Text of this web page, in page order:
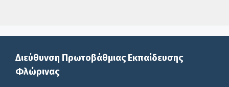
Διεύθυνση Πρωτοβάθμιας Εκπαίδευσης
Φλώρινας